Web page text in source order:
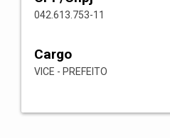
042.613.753-11
Cargo
VICE - PREFEITO